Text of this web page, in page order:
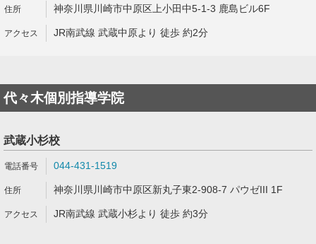
神奈川県川崎市中原区上小田中5-1-3 鹿島ビル6F
JR南武線 武蔵中原より 徒歩 約2分
代々木個別指導学院
武蔵小杉校
044-431-1519
神奈川県川崎市中原区新丸子東2-908-7 パウゼIII 1F
JR南武線 武蔵小杉より 徒歩 約3分